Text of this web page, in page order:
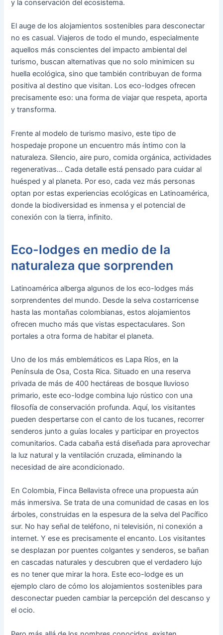
y la conservación del ecosistema.
El auge de los alojamientos sostenibles para desconectar
no es casual. Viajeros de todo el mundo, especialmente
aquellos más conscientes del impacto ambiental del
turismo, buscan alternativas que no solo minimicen su
huella ecológica, sino que también contribuyan de forma
positiva al destino que visitan. Los eco-lodges ofrecen
precisamente eso: una forma de viajar que respeta, aporta
y transforma.
Frente al modelo de turismo masivo, este tipo de
hospedaje propone un encuentro más íntimo con la
naturaleza. Silencio, aire puro, comida orgánica, actividades
regenerativas… Cada detalle está pensado para cuidar al
huésped y al planeta. Por eso, cada vez más personas
optan por estas experiencias ecológicas en Latinoamérica,
donde la biodiversidad es inmensa y el potencial de
conexión con la tierra, infinito.
Eco-lodges en medio de la
naturaleza que sorprenden
Latinoamérica alberga algunos de los eco-lodges más
sorprendentes del mundo. Desde la selva costarricense
hasta las montañas colombianas, estos alojamientos
ofrecen mucho más que vistas espectaculares. Son
portales a otra forma de habitar el planeta.
Uno de los más emblemáticos es Lapa Ríos, en la
Península de Osa, Costa Rica. Situado en una reserva
privada de más de 400 hectáreas de bosque lluvioso
primario, este eco-lodge combina lujo rústico con una
filosofía de conservación profunda. Aquí, los visitantes
pueden despertarse con el canto de los tucanes, recorrer
senderos junto a guías locales y participar en proyectos
comunitarios. Cada cabaña está diseñada para aprovechar
la luz natural y la ventilación cruzada, eliminando la
necesidad de aire acondicionado.
En Colombia, Finca Bellavista ofrece una propuesta aún
más inmersiva. Se trata de una comunidad de casas en los
árboles, construidas en la espesura de la selva del Pacífico
sur. No hay señal de teléfono, ni televisión, ni conexión a
internet. Y ese es precisamente el encanto. Los visitantes
se desplazan por puentes colgantes y senderos, se bañan
en cascadas naturales y descubren que el verdadero lujo
es no tener que mirar la hora. Este eco-lodge es un
ejemplo claro de cómo los alojamientos sostenibles para
desconectar pueden cambiar la percepción del descanso y
el ocio.